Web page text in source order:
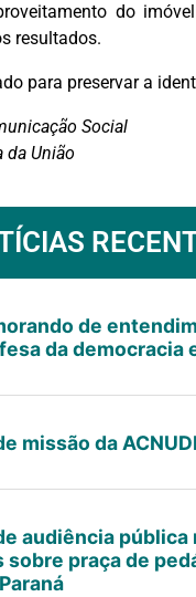
do
resultados.
para preservar a
Social
da União
de
da democracia
missão da
audiência pública
sobre praça de